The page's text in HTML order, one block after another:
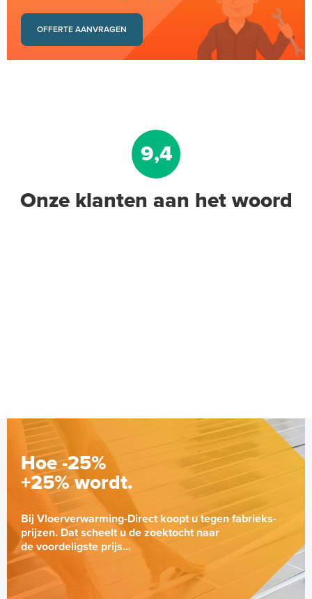
OFFERTE AANVRAGEN
9,4
Onze klanten aan het woord
Hoe -25%
+25% wordt.
Bij Vloerverwarming-Direct koopt u tegen fabrieks-
prijzen. Dat scheelt u de zoektocht naar
de voordeligste prijs...